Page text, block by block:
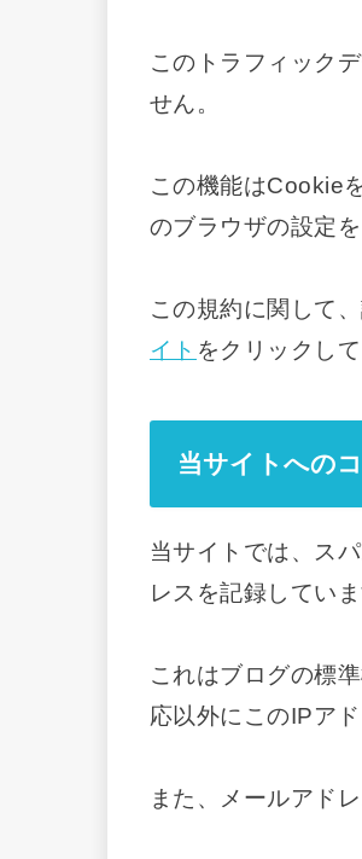
このトラフィック
せん。
この機能はCookie
のブラウザの設定
この規約に関して
イト をクリックして
当サイトへの
当サイトでは、ス
レスを記録していま
これはブログの標
応以外にこのIPア
また、メールアド